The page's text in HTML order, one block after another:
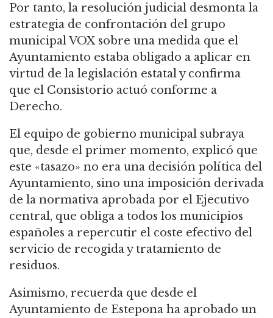
Por tanto, la resolución judicial desmonta la
estrategia de confrontación del grupo
municipal VOX sobre una medida que el
Ayuntamiento estaba obligado a aplicar en
virtud de la legislación estatal y confirma
que el Consistorio actuó conforme a
Derecho.
El equipo de gobierno municipal subraya
que, desde el primer momento, explicó que
este «tasazo» no era una decisión política del
Ayuntamiento, sino una imposición derivada
de la normativa aprobada por el Ejecutivo
central, que obliga a todos los municipios
españoles a repercutir el coste efectivo del
servicio de recogida y tratamiento de
residuos.
Asimismo, recuerda que desde el
Ayuntamiento de Estepona ha aprobado un